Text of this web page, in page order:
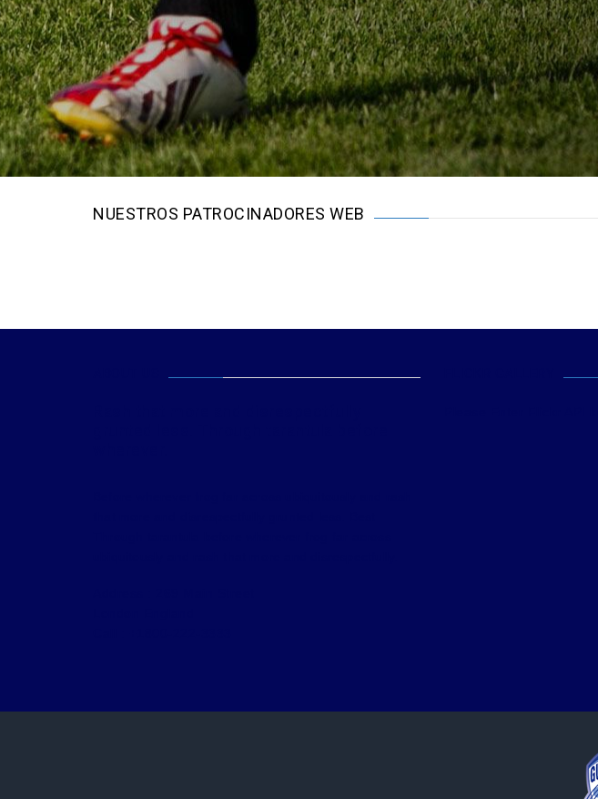
NUESTROS PATROCINADORES WEB